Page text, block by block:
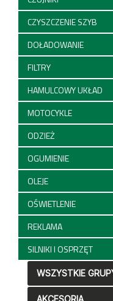
CZYSZCZENIE SZYB
DOŁADOWANIE
FILTRY
HAMULCOWY UKŁAD
MOTOCYKLE
ODZIEŻ
OGUMIENIE
OLEJE
OŚWIETLENIE
REKLAMA
SILNIKI I OSPRZĘT
WSZYSTKIE
AKCESORIA